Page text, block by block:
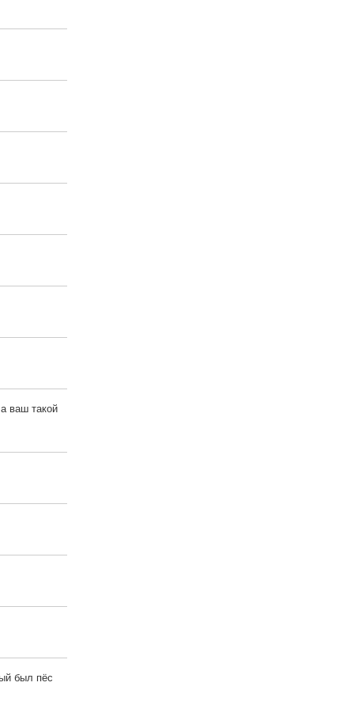
ваш такой
был пёс